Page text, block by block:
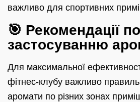
важливо для спортивних
🎯 Рекомендації по
застосуванню
Для максимальної
фітнес-клубу важливо
аромати по різних зонах